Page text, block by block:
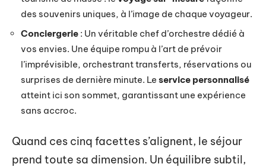
des souvenirs uniques, à l’image de chaque voyageur.
Conciergerie : Un véritable chef d’orchestre dédié à
vos envies. Une équipe rompu à l’art de prévoir
l’imprévisible, orchestrant transferts, réservations ou
surprises de dernière minute. Le service personnalisé
atteint ici son sommet, garantissant une expérience
sans accroc.
Quand ces cinq facettes s’alignent, le séjour
prend toute sa dimension. Un équilibre subtil,